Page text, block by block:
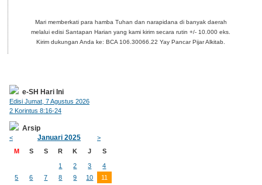
Mari memberkati para hamba Tuhan dan narapidana di banyak daerah
melalui edisi Santapan Harian yang kami kirim secara rutin +/- 10.000 eks.
Kirim dukungan Anda ke: BCA 106.30066.22 Yay Pancar Pijar Alkitab.
e-SH Hari Ini
Edisi Jumat, 7 Agustus 2026
2 Korintus 8:16-24
Arsip
< Januari 2025
>
M
S S R K J S
1 2 3
4
5
6 7 8 9 10
11